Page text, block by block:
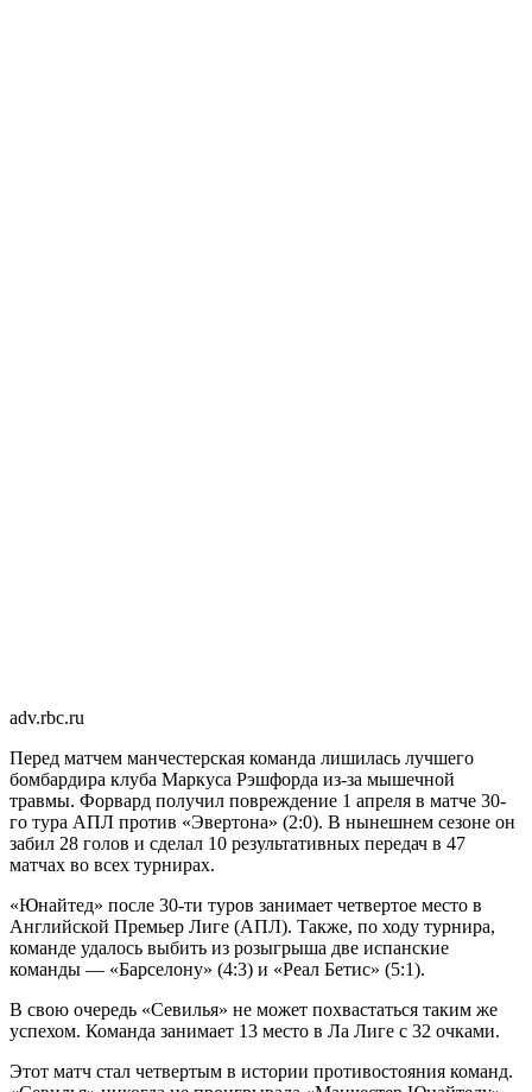
adv.rbc.ru
Перед матчем манчестерская команда лишилась лучшего
бомбардира клуба Маркуса Рэшфорда из-за мышечной
травмы. Форвард получил повреждение 1 апреля в матче 30-
го тура АПЛ против «Эвертона» (2:0). В нынешнем сезоне он
забил 28 голов и сделал 10 результативных передач в 47
матчах во всех турнирах.
«Юнайтед» после 30-ти туров занимает четвертое место в
Английской Премьер Лиге (АПЛ). Также, по ходу турнира,
команде удалось выбить из розыгрыша две испанские
команды — «Барселону» (4:3) и «Реал Бетис» (5:1).
В свою очередь «Севилья» не может похвастаться таким же
успехом. Команда занимает 13 место в Ла Лиге с 32 очками.
Этот матч стал четвертым в истории противостояния команд.